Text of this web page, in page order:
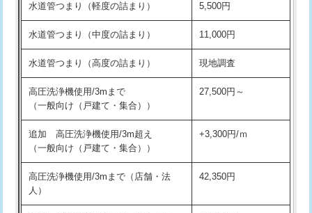
洗面台設置 38,500円
化粧台設置 22,000円
追加人工 16,500円
廃棄・処分 現場見積
※給水管工事は20mmまでの価格です。
交換・取付(排水栓・排水トラップ
22,000円+材料費
持込商品取付（混合水栓）
持込商品取付（浄水器・分岐水栓） 16,500円
業）
水道管つまり（軽度の詰まり） 5,500円
水道管つまり（中度の詰まり） 11,000円
水道管つまり（高度の詰まり） 現地調査
高圧洗浄機使用/3mまで
（一般向け（戸建て・集合））
27,500円～
追加 高圧洗浄機使用/3m超え
（一般向け（戸建て・集合））
+3,300円/ｍ
高圧洗浄機使用/3mまで（店舗・法
人）
42,350円